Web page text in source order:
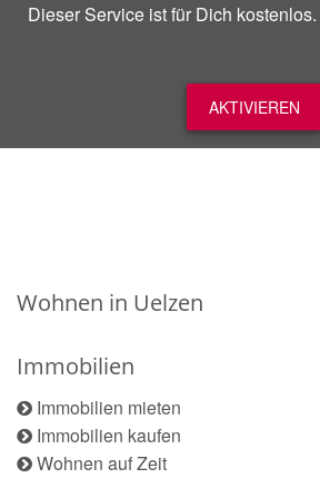
Dieser Service ist für Dich kostenlos.
AKTIVIEREN
Wohnen in Uelzen
Immobilien
Immobilien mieten
Immobilien kaufen
Wohnen auf Zeit